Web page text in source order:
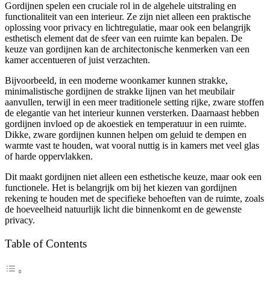
Gordijnen spelen een cruciale rol in de algehele uitstraling en
functionaliteit van een interieur. Ze zijn niet alleen een praktische
oplossing voor privacy en lichtregulatie, maar ook een belangrijk
esthetisch element dat de sfeer van een ruimte kan bepalen. De
keuze van gordijnen kan de architectonische kenmerken van een
kamer accentueren of juist verzachten.
Bijvoorbeeld, in een moderne woonkamer kunnen strakke,
minimalistische gordijnen de strakke lijnen van het meubilair
aanvullen, terwijl in een meer traditionele setting rijke, zware stoffen
de elegantie van het interieur kunnen versterken. Daarnaast hebben
gordijnen invloed op de akoestiek en temperatuur in een ruimte.
Dikke, zware gordijnen kunnen helpen om geluid te dempen en
warmte vast te houden, wat vooral nuttig is in kamers met veel glas
of harde oppervlakken.
Dit maakt gordijnen niet alleen een esthetische keuze, maar ook een
functionele. Het is belangrijk om bij het kiezen van gordijnen
rekening te houden met de specifieke behoeften van de ruimte, zoals
de hoeveelheid natuurlijk licht die binnenkomt en de gewenste
privacy.
Table of Contents